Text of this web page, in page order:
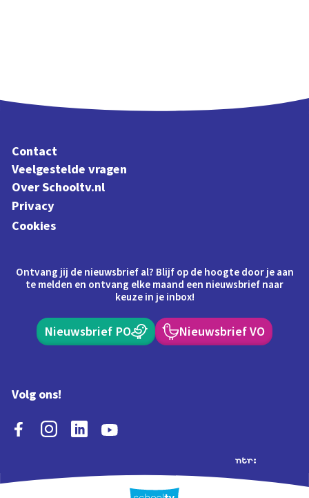
Contact
Veelgestelde vragen
Over Schooltv.nl
Privacy
Cookies
Ontvang jij de nieuwsbrief al? Blijf op de hoogte door je aan
te melden en ontvang elke maand een nieuwsbrief naar
keuze in je inbox!
Nieuwsbrief PO Nieuwsbrief VO
Volg ons!